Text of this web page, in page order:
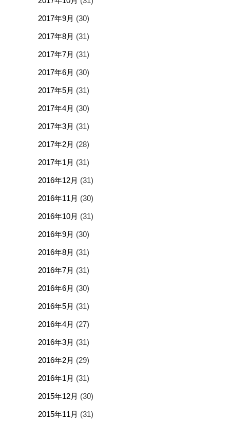
2017年9月 (30)
2017年8月 (31)
2017年7月 (31)
2017年6月 (30)
2017年5月 (31)
2017年4月 (30)
2017年3月 (31)
2017年2月 (28)
2017年1月 (31)
2016年12月 (31)
2016年11月 (30)
2016年10月 (31)
2016年9月 (30)
2016年8月 (31)
2016年7月 (31)
2016年6月 (30)
2016年5月 (31)
2016年4月 (27)
2016年3月 (31)
2016年2月 (29)
2016年1月 (31)
2015年12月 (30)
2015年11月 (31)